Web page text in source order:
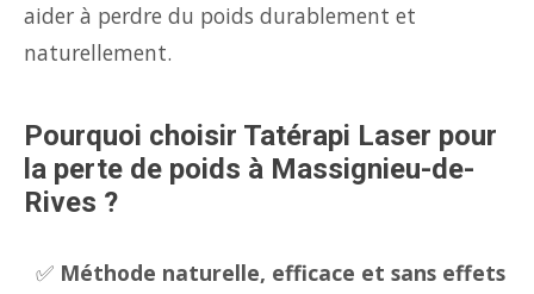
aider à perdre du poids durablement et
naturellement.
Pourquoi choisir Tatérapi Laser pour
la perte de poids à Massignieu-de-
Rives ?
✅ Méthode naturelle, efficace et sans effets